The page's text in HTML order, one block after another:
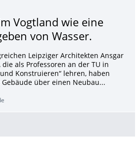
Vogtland wie eine
von Wasser.
Leipziger Architekten Ansgar
die als Professoren an der TU in
Konstruieren“ lehren, haben
über einen Neubau...